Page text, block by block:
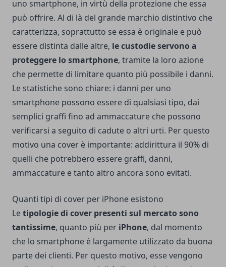
uno smartphone, in virtù della protezione che essa
può offrire. Al di là del grande marchio distintivo che
caratterizza, soprattutto se essa è originale e può
essere distinta dalle altre, le custodie servono a
proteggere lo smartphone, tramite la loro azione
che permette di limitare quanto più possibile i danni.
Le statistiche sono chiare: i danni per uno
smartphone possono essere di qualsiasi tipo, dai
semplici graffi fino ad ammaccature che possono
verificarsi a seguito di cadute o altri urti. Per questo
motivo una cover è importante: addirittura il 90% di
quelli che potrebbero essere graffi, danni,
ammaccature e tanto altro ancora sono evitati.
Quanti tipi di cover per iPhone esistono
Letipologie di cover presenti sul mercato sono
tantissime, quanto più per iPhone, dal momento
che lo smartphone è largamente utilizzato da buona
parte dei clienti. Per questo motivo, esse vengono